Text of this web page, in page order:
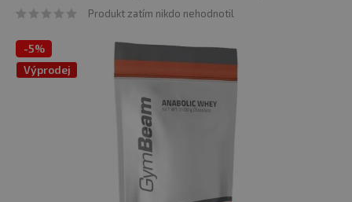
Produkt zatím nikdo nehodnotil
-5%
Výprodej